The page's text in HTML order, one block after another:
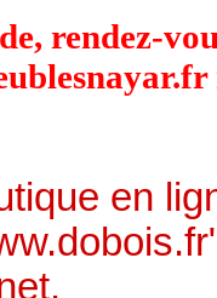
rendez-
en